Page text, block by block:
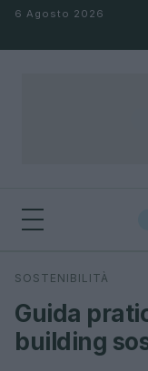
Salta al contenuto
6 Agosto 2026
Cerca
SOSTENIBILITÀ
Guida
building